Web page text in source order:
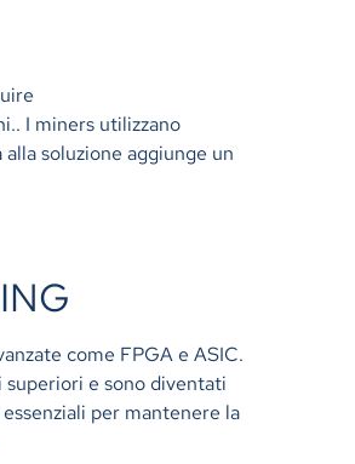
I miners utilizzano
soluzione aggiunge un
come FPGA e ASIC.
e sono diventati
per mantenere la